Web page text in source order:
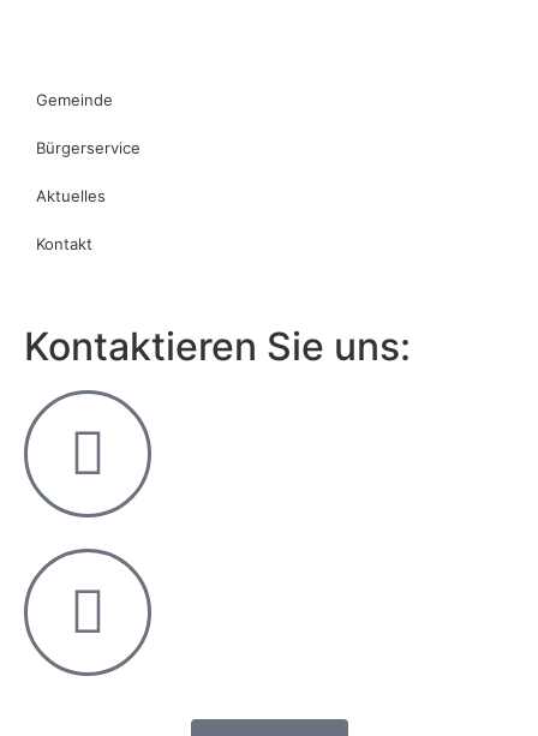
Gemeinde
Bürgerservice
Aktuelles
Kontakt
Kontaktieren Sie uns: